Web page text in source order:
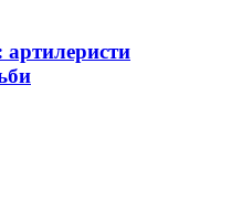
артилеристи